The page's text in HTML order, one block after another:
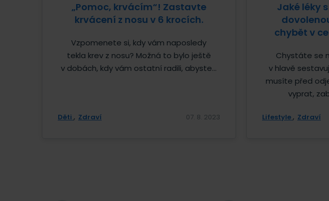
„Pomoc, krvácím“! Zastavte
krvácení z nosu v 6 krocích.
Vzpomenete si, kdy vám naposledy
tekla krev z nosu? Možná to bylo ještě
v dobách, kdy vám ostatní radili, abyste...
Děti Zdraví 07. 8. 2023
Jaké léky
chybět v
Chystáte se
v hlavě
musíte před
vyprat,
Lifestyle Zdraví